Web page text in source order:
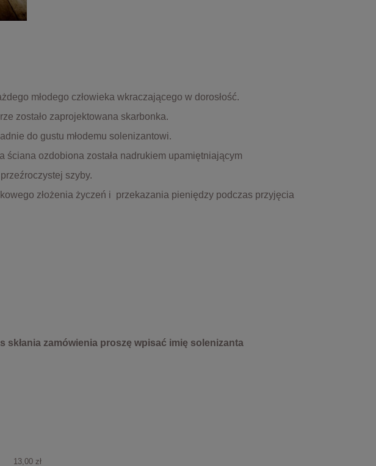
młodego człowieka wkraczającego w dorosłość.
zostało zaprojektowana skarbonka.
do gustu młodemu solenizantowi.
ściana ozdobiona została nadrukiem upamiętniającym
szyby.
złożenia życzeń i przekazania pieniędzy podczas przyjęcia
zamówienia proszę wpisać imię solenizanta
13,00 zł